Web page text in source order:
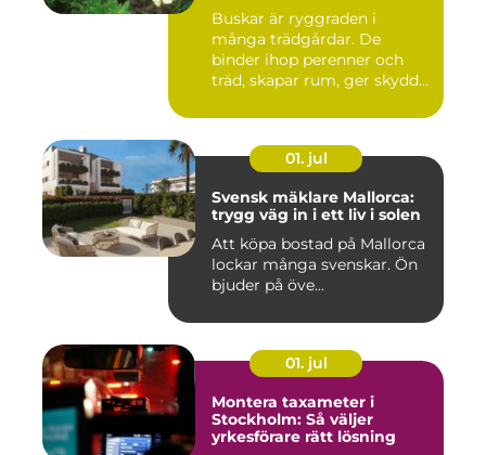
Buskar är ryggraden i
många trädgårdar. De
binder ihop perenner och
träd, skapar rum, ger skydd
01. jul
Svensk mäklare Mallorca:
trygg väg in i ett liv i solen
Att köpa bostad på Mallorca
lockar många svenskar. Ön
bjuder på öve...
01. jul
Montera taxameter i
Stockholm: Så väljer
yrkesförare rätt lösning